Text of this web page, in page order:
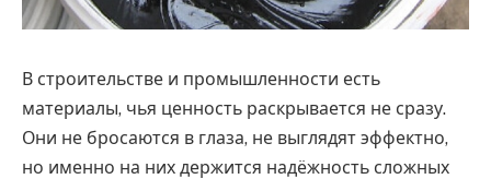
В строительстве и промышленности есть
материалы, чья ценность раскрывается не сразу.
Они не бросаются в глаза, не выглядят эффектно,
но именно на них держится надёжность сложных